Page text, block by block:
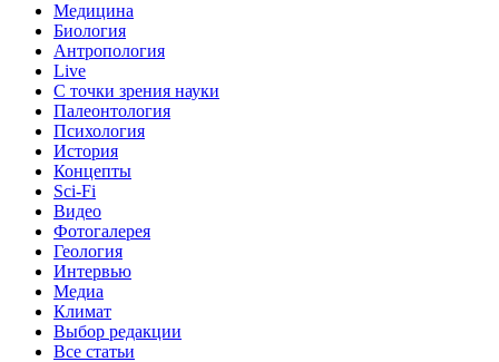
Медицина
Биология
Антропология
Live
С точки зрения науки
Палеонтология
Психология
История
Концепты
Sci-Fi
Видео
Фотогалерея
Геология
Интервью
Медиа
Климат
Выбор редакции
Все статьи